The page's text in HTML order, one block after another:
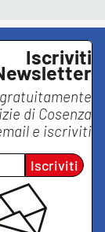
Iscriviti
di Cosenza
e iscriviti
Iscriviti